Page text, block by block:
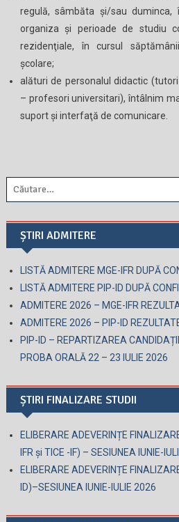
regulă, sâmbăta şi/sau duminca,
organiza şi perioade de studiu
rezidenţiale, în cursul
şcolare;
alături de personalul didactic
– profesori universitari), întâlnim
suport şi interfaţă de comunicare.
ȘTIRI ADMITERE
LISTĂ ADMITERE MGE-IFR DUPĂ
LISTĂ ADMITERE PIP-ID DUPĂ
ADMITERE 2026 – MGE-IFR
ADMITERE 2026 – PIP-ID
PIP-ID – REPARTIZAREA
PROBA ORALĂ 22 – 23 IULIE 2026
ȘTIRI FINALIZARE STUDII
ELIBERARE ADEVERINȚE
IFR și TICE -IF) – SESIUNEA IUNIE-
ELIBERARE ADEVERINȚE
ID)–SESIUNEA IUNIE-IULIE 2026